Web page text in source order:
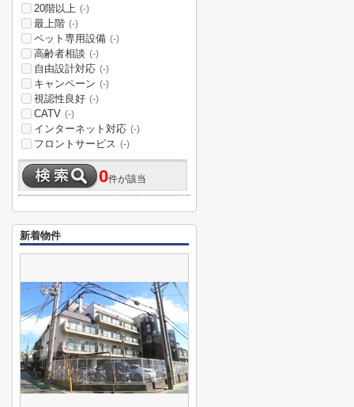
20階以上 (-)
最上階 (-)
ペット専用設備 (-)
高齢者相談 (-)
自由設計対応 (-)
キャンペーン (-)
視認性良好 (-)
CATV (-)
インターネット対応 (-)
フロントサービス (-)
0件が該当
新着物件